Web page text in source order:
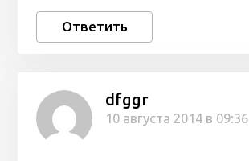
Ответить
dfggr
10 августа 2014 в 09:36